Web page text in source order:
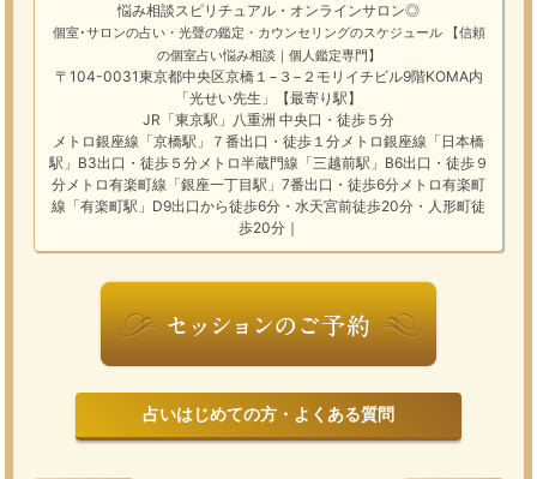
悩み相談スピリチュアル・オンラインサロン◎
個室･サロンの占い・光聲の鑑定・カウンセリングのスケジュール
【信頼
の個室占い悩み相談｜個人鑑定専門】
〒104-0031東京都中央区京橋１−３−２モリイチビル9階KOMA内
「光せい先生」【最寄り駅】
JR「東京駅」八重洲 中央口・徒歩５分
メトロ銀座線「京橋駅」７番出口・徒歩１分メトロ銀座線「日本橋
駅」B3出口・徒歩５分メトロ半蔵門線「三越前駅」B6出口・徒歩９
分メトロ有楽町線「銀座一丁目駅」7番出口・徒歩6分メトロ有楽町
線「有楽町駅」D9出口から徒歩6分・水天宮前徒歩20分・人形町徒
歩20分｜
占いはじめての方・よくある質問